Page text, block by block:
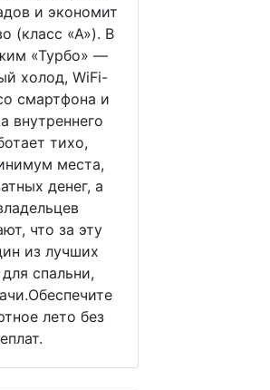
и экономит
(класс «А»). В
«Турбо» —
холод, WiFi-
смартфона и
внутреннего
тихо,
места,
денег, а
что за эту
из лучших
спальни,
лето без